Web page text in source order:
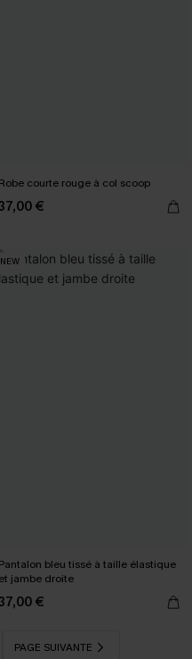
Robe courte rouge à col scoop
€
NEW
Pantalon bleu tissé à taille élastique
et jambe droite
€
PAGE SUIVANTE